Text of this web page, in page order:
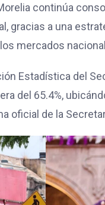
continúa
gracias a una
mercados
Estadística del
del 65.4%,
de la